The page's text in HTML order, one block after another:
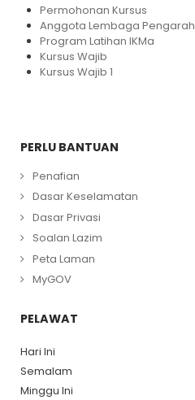
Permohonan Kursus
Anggota Lembaga Pengarah
Program Latihan IKMa
Kursus Wajib
Kursus Wajib 1
PERLU BANTUAN
Penafian
Dasar Keselamatan
Dasar Privasi
Soalan Lazim
Peta Laman
MyGOV
PELAWAT
Hari Ini
Semalam
Minggu Ini